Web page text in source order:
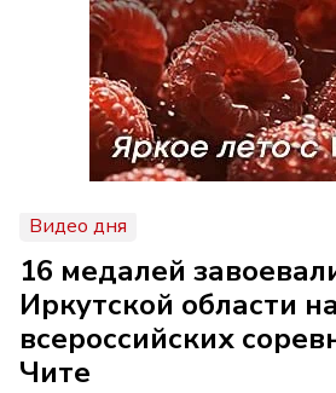
Видео дня
16 медалей
Иркутской области на
всероссийских
Чите